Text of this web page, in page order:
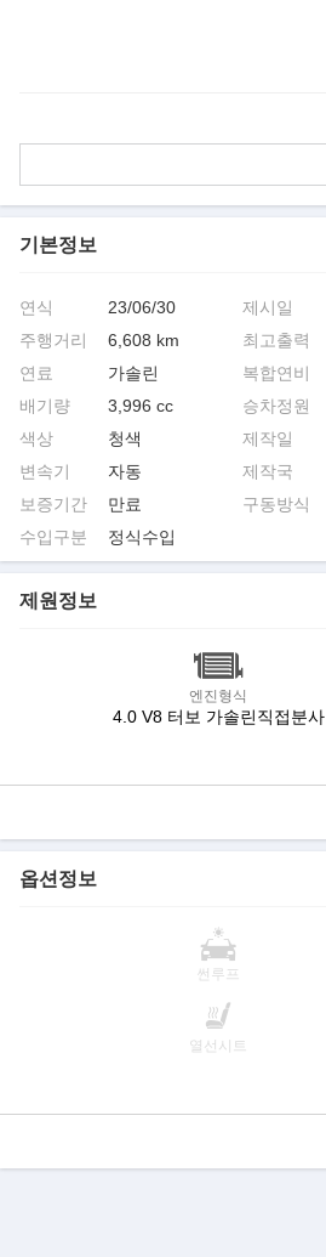
기본정보
연식
23/06/30
주행거리
6,608 km
연료
가솔린
배기량
3,996 cc
색상
청색
변속기
자동
보증기간
만료
수입구분
정식수입
제시일
최고출력
복합연비
승차정원
제작일
제작국
구동방식
제원정보
엔진형식
4.0 V8 터보 가솔린직접분사
옵션정보
썬루프
열선시트